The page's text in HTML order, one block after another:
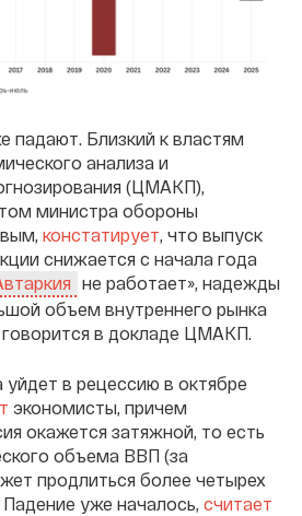
падают. Близкий к властям
анализа и
(ЦМАКП),
министра обороны
констатирует , что выпуск
снижается с начала года
не работает», надежды
объем внутреннего рынка
в докладе ЦМАКП.
в рецессию в октябре
экономисты, причем
окажется затяжной, то есть
объема ВВП (за
продлиться более четырех
уже началось, считает